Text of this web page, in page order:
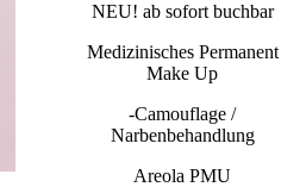
NEU! ab sofort buchbar
Medizinisches Permanent
Make Up
-Camouflage /
Narbenbehandlung
Areola PMU